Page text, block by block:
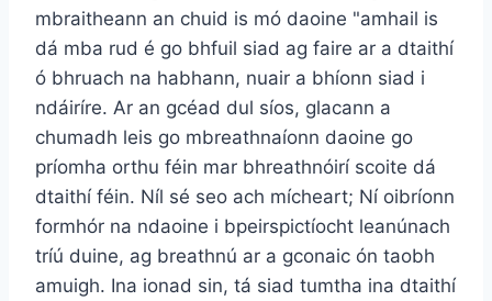
mbraitheann an chuid is mó daoine "amhail is
dá mba rud é go bhfuil siad ag faire ar a dtaithí
ó bhruach na habhann, nuair a bhíonn siad i
ndáiríre. Ar an gcéad dul síos, glacann a
chumadh leis go mbreathnaíonn daoine go
príomha orthu féin mar bhreathnóirí scoite dá
dtaithí féin. Níl sé seo ach mícheart; Ní oibríonn
formhór na ndaoine i bpeirspictíocht leanúnach
tríú duine, ag breathnú ar a gconaic ón taobh
amuigh. Ina ionad sin, tá siad tumtha ina dtaithí